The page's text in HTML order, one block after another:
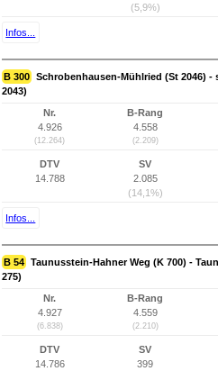
(5,9%)
Infos...
B 300 Schrobenhausen-Mühlried (St 2046)
2043)
Nr.
4.926
(12.264)
B-Rang
4.558
(2.209)
DTV
14.788
SV
2.085
(14,1%)
Infos...
B 54 Taunusstein-Hahner Weg (K 700) -
275)
Nr.
4.927
(6.838)
B-Rang
4.559
(2.210)
DTV
14.786
SV
399